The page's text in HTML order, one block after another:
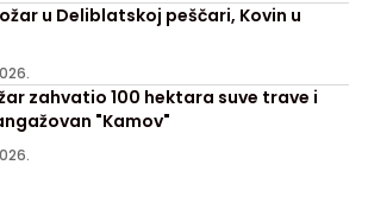
u Deliblatskoj peščari, Kovin u
zahvatio 100 hektara suve trave i
"Kamov"